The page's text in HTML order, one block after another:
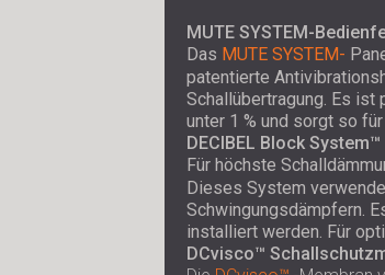
MUTE SYSTEM-
Das MUTE SYSTEM-
patentierte
Schallübertragung. Es
unter 1 % und sorgt so
DECIBEL Block System™
Für höchste
Dieses System
Schwingungsdämpfern.
installiert werden. Für
DCvisco™